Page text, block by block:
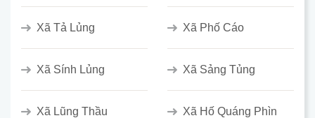
Xã Tả Lủng Xã Phố Cáo
Xã Sính Lủng Xã Sảng Tủng
Xã Lũng Thầu Xã Hố Quáng Phìn